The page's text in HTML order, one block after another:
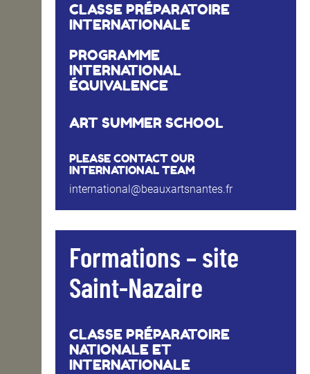
CLASSE PRÉPARATOIRE
INTERNATIONALE
PROGRAMME
INTERNATIONAL
ÉQUIVALENCE
ART SUMMER SCHOOL
PLEASE CONTACT OUR
INTERNATIONAL TEAM
international@beauxartsnantes.fr
Formations – site
Saint-Nazaire
CLASSE PRÉPARATOIRE
NATIONALE ET
INTERNATIONALE